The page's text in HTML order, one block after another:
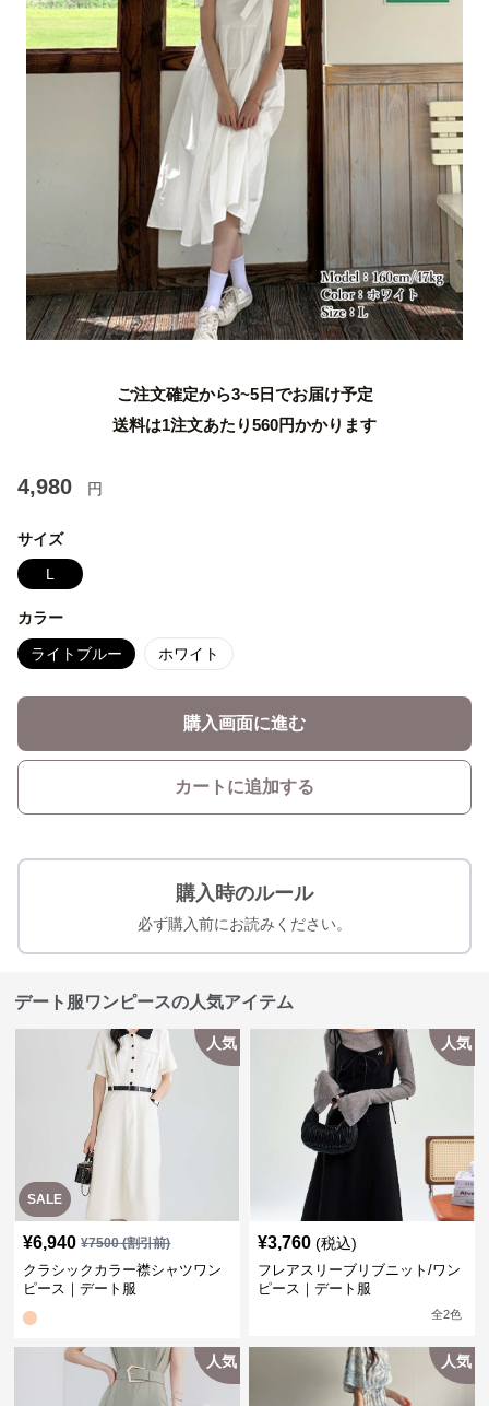
ご注文確定から3~5日でお届け予定
送料は1注文あたり560円かかります
4,980 円
サイズ
L
カラー
ライトブルー ホワイト
購入画面に進む
カートに追加する
購入時のルール
必ず購入前にお読みください。
デート服ワンピースの人気アイテム
SALE
人気
¥6,940 ¥7500(割引前)
クラシックカラー襟シャツワン
ピース｜デート服
人気
¥3,760 (税込)
フレアスリーブリブニット/ワン
ピース｜デート服
全2色
人気 人気